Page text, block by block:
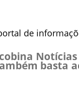
de
basta